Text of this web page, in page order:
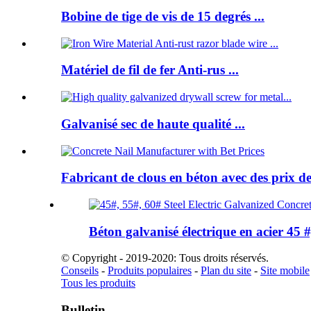
Bobine de tige de vis de 15 degrés ...
Matériel de fil de fer Anti-rus ...
Galvanisé sec de haute qualité ...
Fabricant de clous en béton avec des prix
Béton galvanisé électrique en acier 45
© Copyright - 2019-2020: Tous droits réservés.
Conseils - Produits populaires - Plan du site - Site mobile
Tous les produits